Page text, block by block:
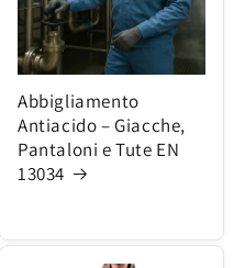
Abbigliamento
Antiacido – Giacche,
Pantaloni e Tute EN
13034